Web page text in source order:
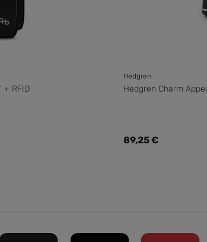
+ RFID
Hedgren
Hedgren Charm
Regulärer Preis:
89,25 €